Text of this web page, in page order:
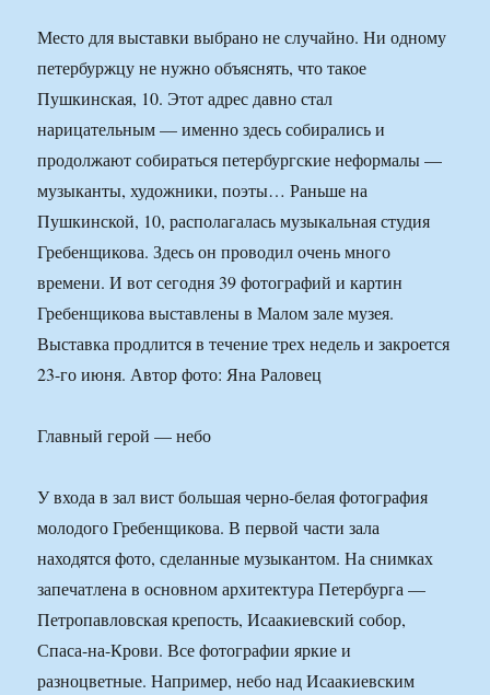
Место для выставки выбрано не случайно. Ни одному
петербуржцу не нужно объяснять, что такое
Пушкинская, 10. Этот адрес давно стал
нарицательным — именно здесь собирались и
продолжают собираться петербургские неформалы —
музыканты, художники, поэты… Раньше на
Пушкинской, 10, располагалась музыкальная студия
Гребенщикова. Здесь он проводил очень много
времени. И вот сегодня 39 фотографий и картин
Гребенщикова выставлены в Малом зале музея.
Выставка продлится в течение трех недель и закроется
23-го июня. Автор фото: Яна Раловец
Главный герой — небо
У входа в зал вист большая черно-белая фотография
молодого Гребенщикова. В первой части зала
находятся фото, сделанные музыкантом. На снимках
запечатлена в основном архитектура Петербурга —
Петропавловская крепость, Исаакиевский собор,
Спаса-на-Крови. Все фотографии яркие и
разноцветные. Например, небо над Исаакиевским